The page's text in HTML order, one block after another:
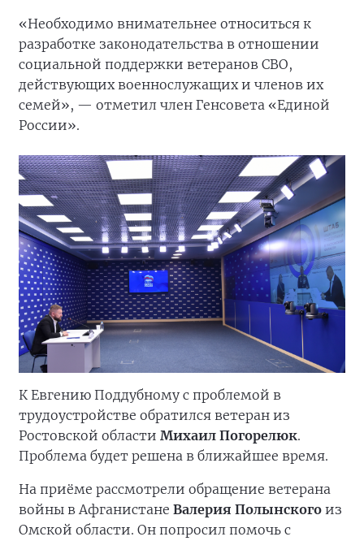
«Необходимо внимательнее относиться к
разработке законодательства в отношении
социальной поддержки ветеранов СВО,
действующих военнослужащих и членов их
семей», — отметил член Генсовета «Единой
России».
К Евгению Поддубному с проблемой в
трудоустройстве обратился ветеран из
Ростовской области Михаил Погорелюк.
Проблема будет решена в ближайшее время.
На приёме рассмотрели обращение ветерана
войны в Афганистане Валерия Полынского из
Омской области. Он попросил помочь с